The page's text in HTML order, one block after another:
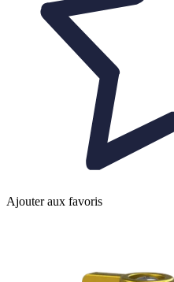
Ajouter aux favoris